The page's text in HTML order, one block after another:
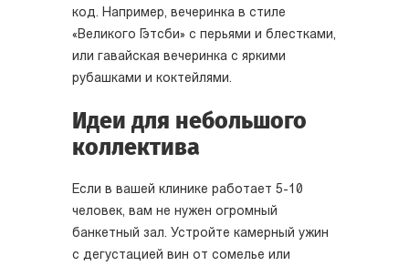
код. Например, вечеринка в стиле
«Великого Гэтсби» с перьями и блестками,
или гавайская вечеринка с яркими
рубашками и коктейлями.
Идеи для небольшого
коллектива
Если в вашей клинике работает 5-10
человек, вам не нужен огромный
банкетный зал. Устройте камерный ужин
с дегустацией вин от сомелье или